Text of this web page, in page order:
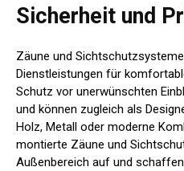
Sicherheit und
Zäune und
Dienstleistungen für
Schutz vor unerwünschten
und können zugleich als
Holz, Metall oder moderne
montierte Zäune und
Außenbereich auf und